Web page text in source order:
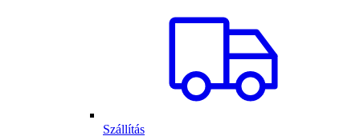
Szállítás